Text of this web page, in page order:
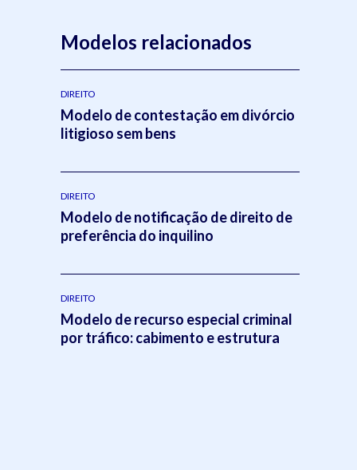
Modelos relacionados
DIREITO
Modelo de contestação em divórcio
litigioso sem bens
DIREITO
Modelo de notificação de direito de
preferência do inquilino
DIREITO
Modelo de recurso especial criminal
por tráfico: cabimento e estrutura